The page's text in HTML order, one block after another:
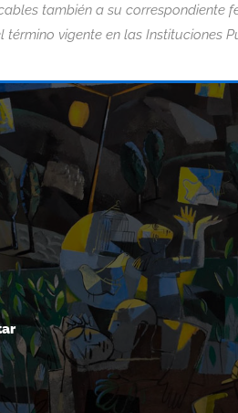
también a su correspondiente
vigente en las Instituciones
DISCAPACIDAD
Vujicic